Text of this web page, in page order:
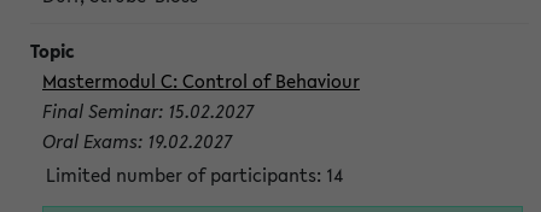
Mastermodul C: Control of Behaviour
Final Seminar: 15.02.2027
Oral Exams: 19.02.2027
Limited number of participants: 14